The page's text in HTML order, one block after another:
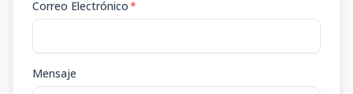
Correo Electrónico*
Mensaje